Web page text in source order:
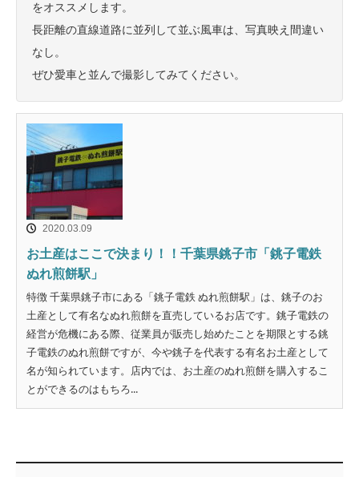
をオススメします。
長距離の直線道路に並列して並ぶ風車は、写真映え間違い
なし。
ぜひ愛車と並んで撮影してみてください。
2020.03.09
お土産はここで決まり！！千葉県銚子市「銚子電鉄
ぬれ煎餅駅」
特徴 千葉県銚子市にある「銚子電鉄 ぬれ煎餅駅」は、銚子のお
土産として有名なぬれ煎餅を直売しているお店です。銚子電鉄の
経営が危機にある際、従業員が販売し始めたことを期限とする銚
子電鉄のぬれ煎餅ですが、今や銚子を代表する有名お土産として
名が知られています。店内では、お土産のぬれ煎餅を購入するこ
とができるのはもちろ...